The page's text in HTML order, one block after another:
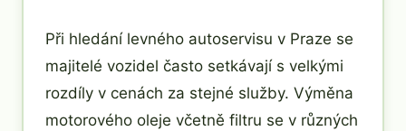
Při hledání levného autoservisu v Praze se
majitelé vozidel často setkávají s velkými
rozdíly v cenách za stejné služby. Výměna
motorového oleje včetně filtru se v různých